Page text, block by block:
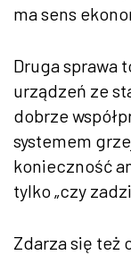
ma sens
Druga sprawa
urządzeń ze
dobrze
systemem
konieczność
tylko „czy
Zdarza się też